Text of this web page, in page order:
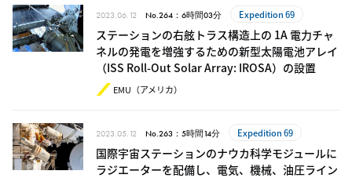
2023.06.12 No.264：6時間03分 Expedition 69
ステーションの右舷トラス構造上の 1A 電力チャ
ネルの発電を増強するための新型太陽電池アレイ
（ISS Roll-Out Solar Array: IROSA）の設置
EMU（アメリカ）
2023.05.12 No.263：5時間14分 Expedition 69
国際宇宙ステーションのナウカ科学モジュールに
ラジエーターを配備し、電気、機械、油圧ライン